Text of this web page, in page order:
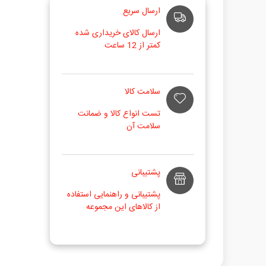
ارسال سریع
ارسال کالای خریداری شده
کمتر از 12 ساعت
سلامت کالا
تست انواع کالا و ضمانت
سلامت آن
پشتیبانی
پشتیبانی و راهنمایی استفاده
از کالاهای این مجموعه